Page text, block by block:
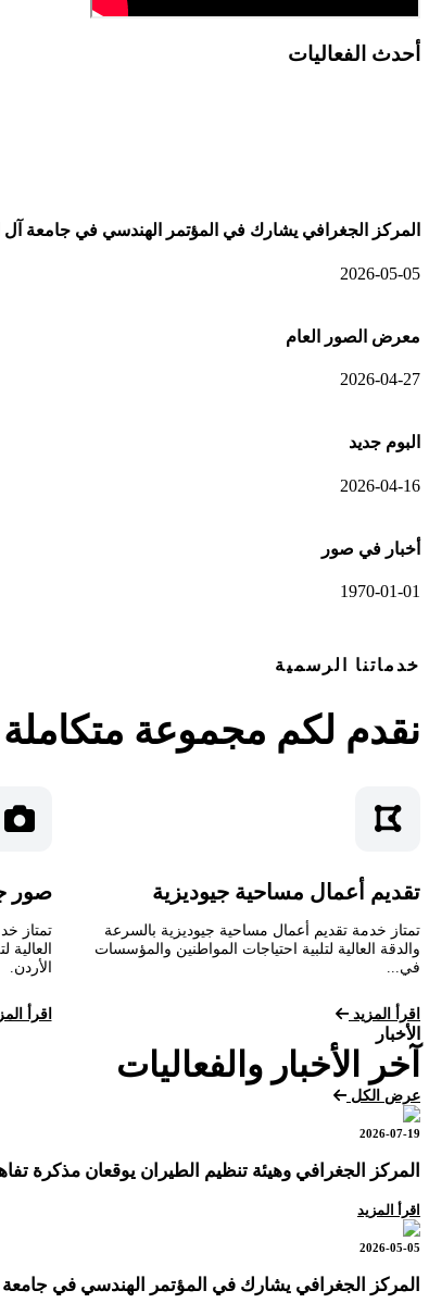
أحدث الفعاليات
المركز الجغرافي يشارك في المؤتمر الهندسي في جامعة آل
2026-05-05
معرض الصور العام
2026-04-27
البوم جديد
2026-04-16
أخبار في صور
1970-01-01
خدماتنا الرسمية
نقدم لكم مجموعة
تقديم أعمال مساحية جيوديزية
تمتاز خدمة تقديم أعمال مساحية جيوديزية بالسرعة
والدقة العالية لتلبية احتياجات المواطنين والمؤسسات
في...
اقرأ المزيد
صور
تمتاز
الأردن.
اقرأ
الأخبار
آخر الأخبار والفعاليات
عرض الكل
2026-07-19
المركز الجغرافي وهيئة تنظيم الطيران يوقعان مذكرة
اقرأ المزيد
2026-05-05
المركز الجغرافي يشارك في المؤتمر الهندسي في جامعة